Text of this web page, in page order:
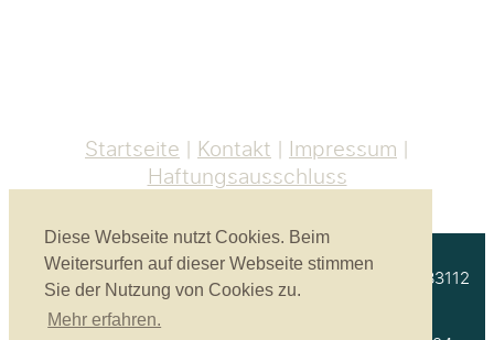
Diese Webseite nutzt Cookies. Beim
Weitersurfen auf dieser Webseite stimmen
Sie der Nutzung von Cookies zu.
Mehr erfahren.
Startseite Kontakt
Impressum
Haftungsausschluss
Akustikbau Heinrich GmbH | Unterprienmühle 4 a | 83112
Frasdorf